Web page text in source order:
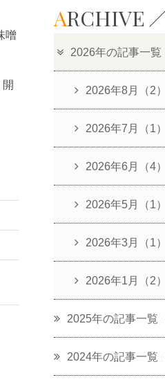
噌
ARCHIVE
2026年の記事一覧
2026年8月（2）
2026年7月（1）
2026年6月（4）
2026年5月（1）
2026年3月（1）
2026年1月（2）
2025年の記事一覧
2024年の記事一覧